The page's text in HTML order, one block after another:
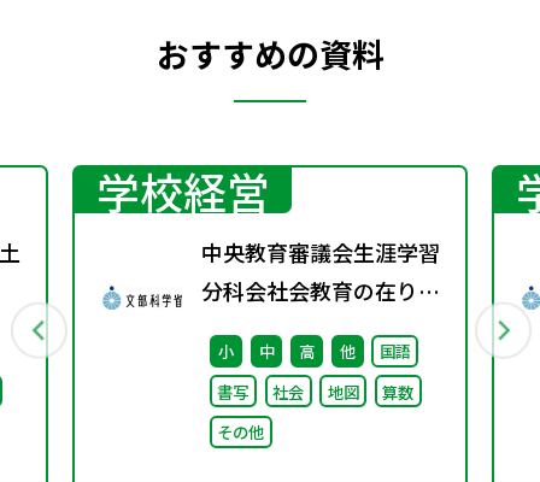
おすすめの資料
学校経営
中央教育審議会生涯学習
分科会社会教育の在り方
に関する特別部会（第1
回） 配布資料
小 中 高 他
国語
書写
社会 地図
算数
その他